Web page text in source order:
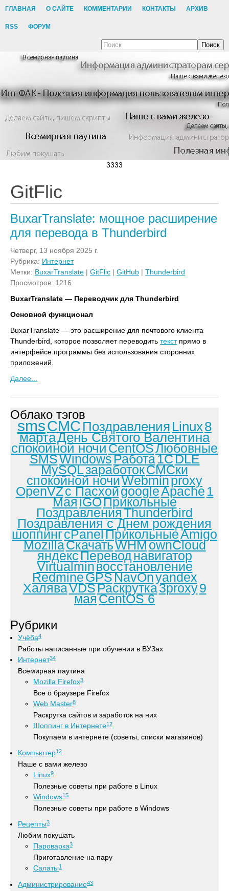
ГЛАВНАЯ О САЙТЕ КОММЕНТАРИИ КОНТАКТЫ АРХИВ
RSS ФОРУМ
Поиск
3333
GitFlic
BuxarTranslate: мощное расширение
для перевода в Thunderbird
Четверг, 13 ноября 2025 г.
Рубрика: Интернет
Метки: BuxarTranslate | GitFlic | GitHub | Thunderbird
Просмотров: 1216
BuxarTranslate — Переводчик для Thunderbird
Основной функционал
BuxarTranslate — это расширение для почтового клиента
Thunderbird, которое позволяет переводить текстпрямо в
интерфейсе программы без использования сторонних
приложений.
Далее...
Облако тэгов
smsСМС Поздравления Linux8
мартаДень Святого Валентина
спокойной ночиCentOSЛюбовные
SMSWindowsРабота1СDLE
MySQLзаработокСМСки
спокойной ночиWebminproxy
OpenVZс ПасхойgoogleApache 1
МаяiGOПрикольные
ПоздравленияThunderbird
Поздравления с Днем рождения
шоппингcPanelПрикольныеAmigo
MozillaСкачатьWHMownCloud
яндексПереводнавигатор
Virtualminвосстановление
RedmineGPSNavOnyandex
ХаляваVDSРаскрутка3proxy9
маяCentOS 6
Рубрики
Учёба4
Работы написанные при обучении в ВУЗах
Интернет34
Всемирная паутина
Mozilla Firefox3
Все о браузере Firefox
Web Master8
Раскрутка сайтов и заработок на них
Шоппинг в Интернете12
Покупаем в интернете (советы, списки магазинов)
Компьютер12
Наше с вами железо
Linux9
Полезные советы при работе в Linux
Windows15
Полезные советы при работе в Windows
Рецепты3
Любим покушать
Пароварка3
Приготавление на пару
Салаты1
Администрирование43